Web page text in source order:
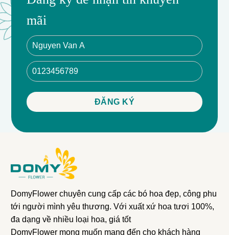
mãi
DomyFlower chuyên cung cấp các bó hoa đẹp, công phu
tới người mình yêu thương. Với xuất xứ hoa tươi 100%,
đa dạng về nhiều loại hoa, giá tốt
DomyFlower mong muốn mang đến cho khách hàng